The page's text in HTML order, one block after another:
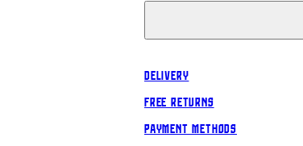
Delivery
Free Returns
Payment Methods